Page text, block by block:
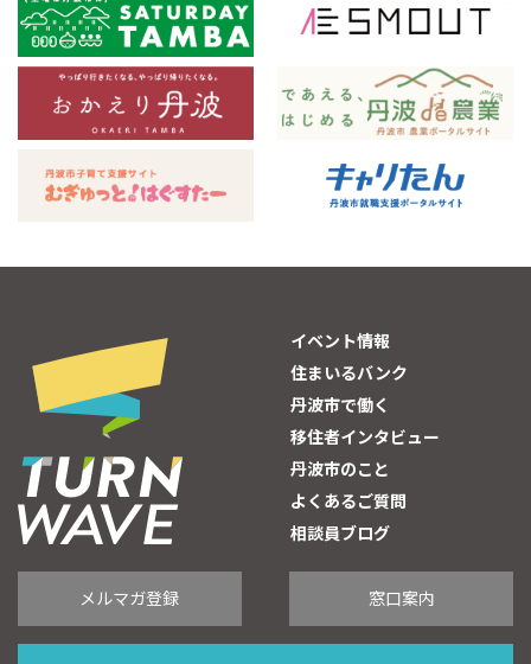
イベント情報
住まいるバンク
丹波市で働く
移住者インタビュー
丹波市のこと
よくあるご質問
相談員ブログ
メルマガ登録 窓口案内